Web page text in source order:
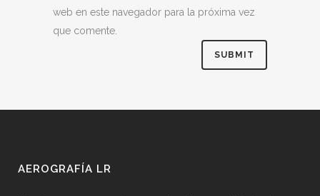
web en este navegador para la próxima vez
que comente.
AEROGRAFÍA LR